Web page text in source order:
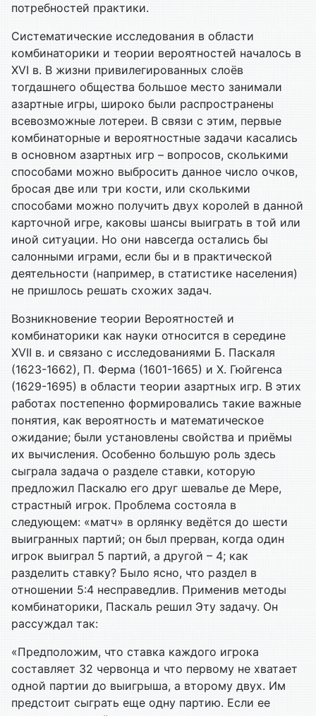
потребностей практики.
Систематические исследования в области
комбинаторики и теории вероятностей началось в
XVI в. В жизни привилегированных слоёв
тогдашнего общества большое место занимали
азартные игры, широко были распространены
всевозможные лотереи. В связи с этим, первые
комбинаторные и вероятностные задачи касались
в основном азартных игр – вопросов, сколькими
способами можно выбросить данное число очков,
бросая две или три кости, или сколькими
способами можно получить двух королей в данной
карточной игре, каковы шансы выиграть в той или
иной ситуации. Но они навсегда остались бы
салонными играми, если бы и в практической
деятельности (например, в статистике населения)
не пришлось решать схожих задач.
Возникновение теории Вероятностей и
комбинаторики как науки относится в середине
XVII в. и связано с исследованиями Б. Паскаля
(1623-1662), П. Ферма (1601-1665) и Х. Гюйгенса
(1629-1695) в области теории азартных игр. В этих
работах постепенно формировались такие важные
понятия, как вероятность и математическое
ожидание; были установлены свойства и приёмы
их вычисления. Особенно большую роль здесь
сыграла задача о разделе ставки, которую
предложил Паскалю его друг шевалье де Мере,
страстный игрок. Проблема состояла в
следующем: «матч» в орлянку ведётся до шести
выигранных партий; он был прерван, когда один
игрок выиграл 5 партий, а другой – 4; как
разделить ставку? Было ясно, что раздел в
отношении 5:4 несправедлив. Применив методы
комбинаторики, Паскаль решил Эту задачу. Он
рассуждал так:
«Предположим, что ставка каждого игрока
составляет 32 червонца и что первому не хватает
одной партии до выигрыша, а второму двух. Им
предстоит сыграть еще одну партию. Если ее